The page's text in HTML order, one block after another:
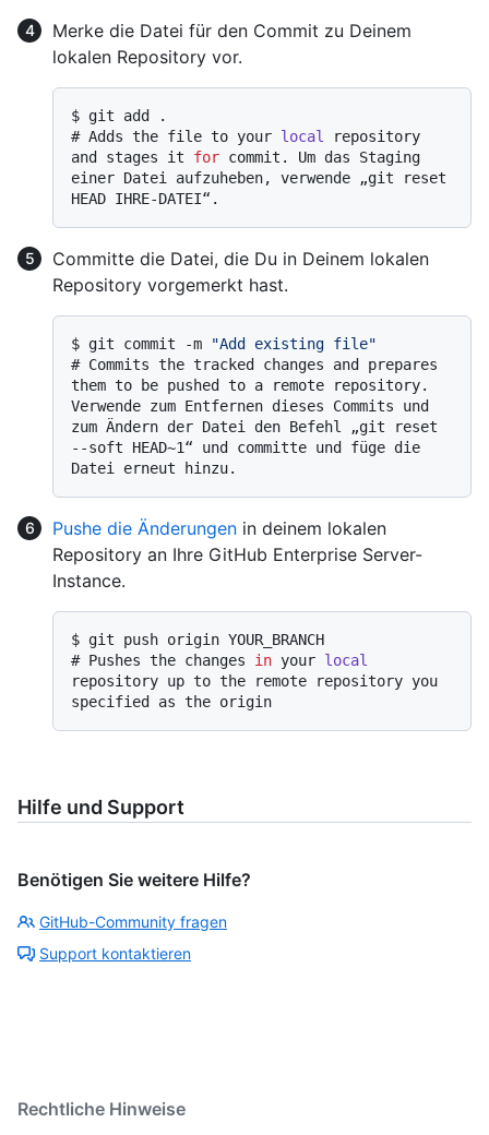
Merke die Datei für den Commit zu Deinem
lokalen Repository vor.
$ git add .
# Adds the file to your local
repository
and stages it for commit. Um das Staging
einer Datei aufzuheben, verwende „git reset
HEAD IHRE-DATEI“.
Committe die Datei, die Du in Deinem lokalen
Repository vorgemerkt hast.
$ git commit -m
"Add existing file"
# Commits the tracked changes and prepares
them to be pushed to a remote repository.
Verwende zum Entfernen dieses Commits und
zum Ändern der Datei den Befehl „git reset
--soft HEAD~1“ und committe und füge die
Datei erneut hinzu.
Pushe die Änderungen in deinem lokalen
Repository an Ihre GitHub Enterprise Server-
Instance.
$ git push origin YOUR_BRANCH
# Pushes the changes in your local
repository up to the remote repository you
specified as the origin
Hilfe und Support
Benötigen Sie weitere Hilfe?
GitHub-Community fragen
Support kontaktieren
Rechtliche Hinweise